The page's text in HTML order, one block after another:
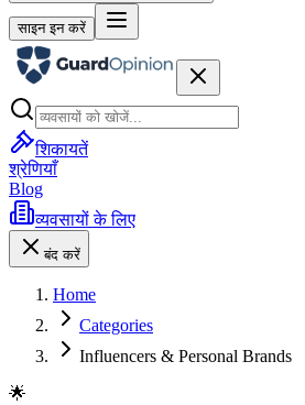
साइन इन करें
शिकायतें
श्रेणियाँ
Blog
व्यवसायों के लिए
बंद करें
Home
Categories
Influencers & Personal Brands
🌟